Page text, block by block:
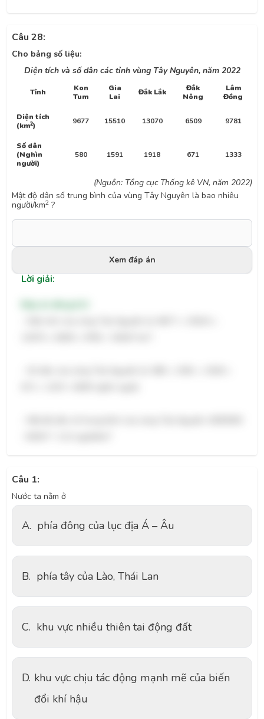
Câu 28:
Cho bảng số liệu:
Diện tích và sốdâncác tỉnh vùng Tây Nguyên, năm 2022
Tỉnh
Kon
Tum
Gia
Lai
Đắk Lắk
Đắk
Nông
Lâm
Đồng
Diện tích
(km2) 9677 15510 13070 6509 9781
Số dân
(Nghìn
người)
580 1591 1918 671 1333
(Nguồn: Tổng cục Thống kê VN, năm 2022)
Mật độ dân số trung bình của vùng Tây Nguyên là bao nhiêu
người/km2 ?
Xem đáp án
Lời giải:
Câu 1:
Nước ta nằm ở
A. phía đông của lục địa Á – Âu
B. phía tây của Lào, Thái Lan
C. khu vực nhiều thiên tai động đất
D. khu vực chịu tác động mạnh mẽ của biến
đổi khí hậu